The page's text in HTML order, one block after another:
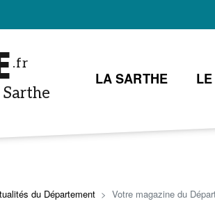
.fr
LA SARTHE
du Département Votre magazine du